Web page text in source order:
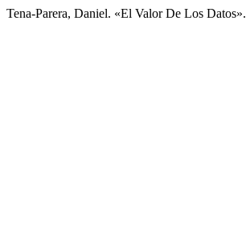
Tena-Parera, Daniel. «El Valor De Los Datos».